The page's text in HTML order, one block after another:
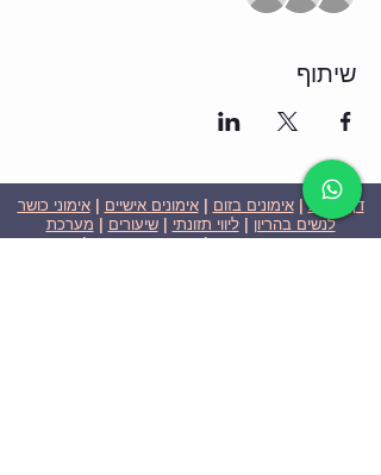
שיתוף
דף הבית|אימונים בזום |אימונים אישיים |אימוני כושר
לנשים בהריון |ליווי תזונתי |שיעורים | מערכת
שבועית-אימונים בזום|תוכניות ומחירים|סרטוני